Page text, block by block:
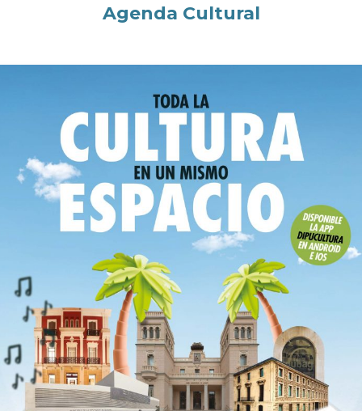
Agenda Cultural